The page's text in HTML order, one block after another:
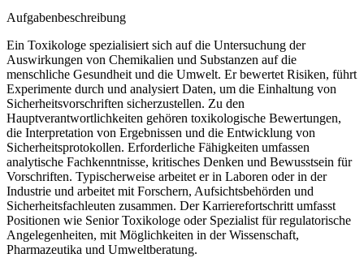
Aufgabenbeschreibung
Ein Toxikologe spezialisiert sich auf die Untersuchung der
Auswirkungen von Chemikalien und Substanzen auf die
menschliche Gesundheit und die Umwelt. Er bewertet Risiken, führt
Experimente durch und analysiert Daten, um die Einhaltung von
Sicherheitsvorschriften sicherzustellen. Zu den
Hauptverantwortlichkeiten gehören toxikologische Bewertungen,
die Interpretation von Ergebnissen und die Entwicklung von
Sicherheitsprotokollen. Erforderliche Fähigkeiten umfassen
analytische Fachkenntnisse, kritisches Denken und Bewusstsein für
Vorschriften. Typischerweise arbeitet er in Laboren oder in der
Industrie und arbeitet mit Forschern, Aufsichtsbehörden und
Sicherheitsfachleuten zusammen. Der Karrierefortschritt umfasst
Positionen wie Senior Toxikologe oder Spezialist für regulatorische
Angelegenheiten, mit Möglichkeiten in der Wissenschaft,
Pharmazeutika und Umweltberatung.